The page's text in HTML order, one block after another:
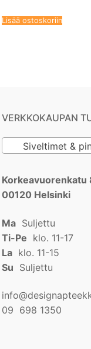
Lisää ostoskoriin
VERKKOKAUPAN
Siveltimet &
Korkeavuorenkatu
00120 Helsinki
Ma Suljettu
Ti-Pe klo. 11-17
La klo. 11-15
Su Suljettu
09 698 1350